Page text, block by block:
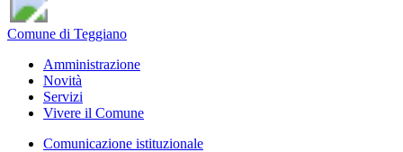
Comune di Teggiano
Amministrazione
Novità
Servizi
Vivere il Comune
Comunicazione istituzionale